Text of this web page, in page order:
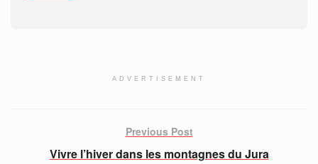
ADVERTISEMENT
Previous Post
Vivre l’hiver dans les montagnes du Jura